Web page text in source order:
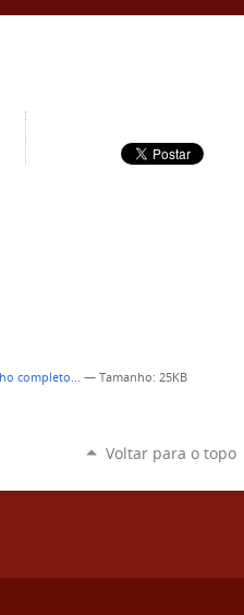
completo… — Tamanho: 25KB
Voltar para o topo